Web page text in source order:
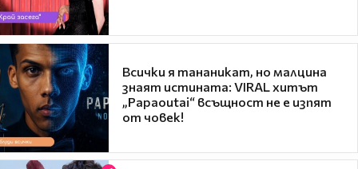
Всички я тананикат, но малцина
знаят истината: VIRAL хитът
„Papaoutai“ всъщност не е изпят
от човек!